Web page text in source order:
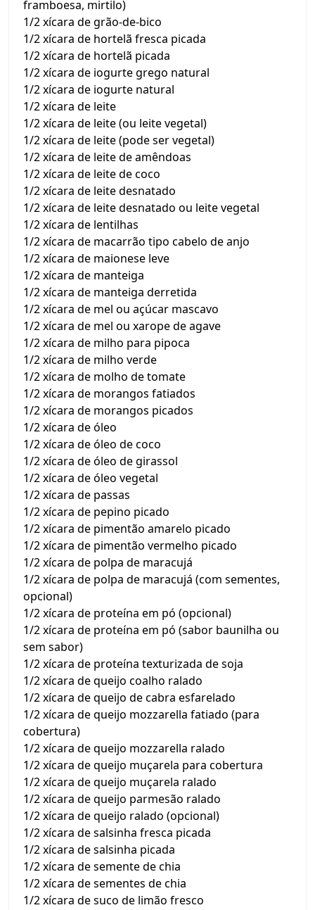
framboesa, mirtilo)
1/2 xícara de grão-de-bico
1/2 xícara de hortelã fresca picada
1/2 xícara de hortelã picada
1/2 xícara de iogurte grego natural
1/2 xícara de iogurte natural
1/2 xícara de leite
1/2 xícara de leite (ou leite vegetal)
1/2 xícara de leite (pode ser vegetal)
1/2 xícara de leite de amêndoas
1/2 xícara de leite de coco
1/2 xícara de leite desnatado
1/2 xícara de leite desnatado ou leite vegetal
1/2 xícara de lentilhas
1/2 xícara de macarrão tipo cabelo de anjo
1/2 xícara de maionese leve
1/2 xícara de manteiga
1/2 xícara de manteiga derretida
1/2 xícara de mel ou açúcar mascavo
1/2 xícara de mel ou xarope de agave
1/2 xícara de milho para pipoca
1/2 xícara de milho verde
1/2 xícara de molho de tomate
1/2 xícara de morangos fatiados
1/2 xícara de morangos picados
1/2 xícara de óleo
1/2 xícara de óleo de coco
1/2 xícara de óleo de girassol
1/2 xícara de óleo vegetal
1/2 xícara de passas
1/2 xícara de pepino picado
1/2 xícara de pimentão amarelo picado
1/2 xícara de pimentão vermelho picado
1/2 xícara de polpa de maracujá
1/2 xícara de polpa de maracujá (com sementes,
opcional)
1/2 xícara de proteína em pó (opcional)
1/2 xícara de proteína em pó (sabor baunilha ou
sem sabor)
1/2 xícara de proteína texturizada de soja
1/2 xícara de queijo coalho ralado
1/2 xícara de queijo de cabra esfarelado
1/2 xícara de queijo mozzarella fatiado (para
cobertura)
1/2 xícara de queijo mozzarella ralado
1/2 xícara de queijo muçarela para cobertura
1/2 xícara de queijo muçarela ralado
1/2 xícara de queijo parmesão ralado
1/2 xícara de queijo ralado (opcional)
1/2 xícara de salsinha fresca picada
1/2 xícara de salsinha picada
1/2 xícara de semente de chia
1/2 xícara de sementes de chia
1/2 xícara de suco de limão fresco